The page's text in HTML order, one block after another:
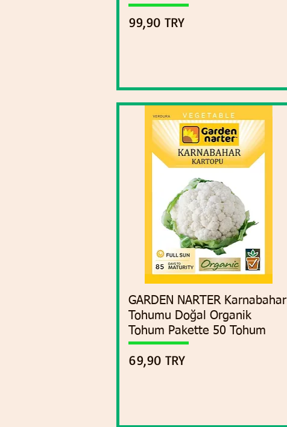
Precio
99,90 TRY
Vista rápida
GARDEN NARTER Karnabahar
Tohumu Doğal Organik
Tohum Pakette 50 Tohum
Precio
69,90 TRY